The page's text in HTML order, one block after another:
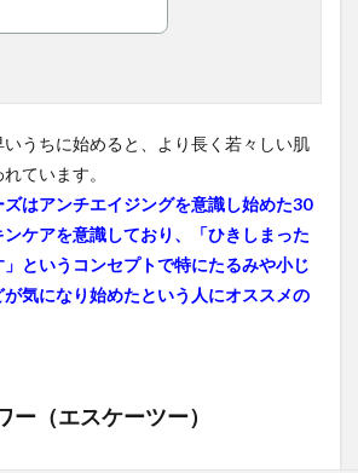
うちに始めると、より長く若々しい肌
ています。
はアンチエイジングを意識し始めた30
ケアを意識しており、「ひきしまった
というコンセプトで特にたるみや小じ
気になり始めたという人にオススメの
ー（エスケーツー）